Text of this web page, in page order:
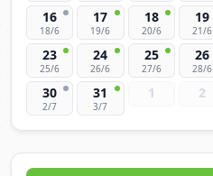
16
18/6
17
19/6
18
20/6
19
21/6
23
25/6
24
26/6
25
27/6
26
28/6
30
2/7
31
3/7
1 2